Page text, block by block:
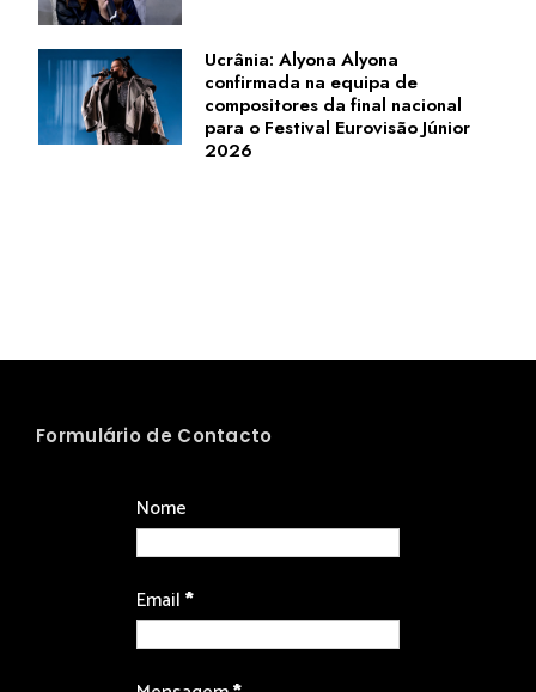
Ucrânia: Alyona Alyona
confirmada na equipa de
compositores da final nacional
para o Festival Eurovisão Júnior
2026
Formulário de Contacto
Nome
Email*